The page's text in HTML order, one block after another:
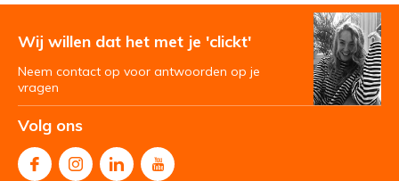
Wij willen dat het met je 'clickt'
Neem contact op voor antwoorden op je
vragen
Volg ons